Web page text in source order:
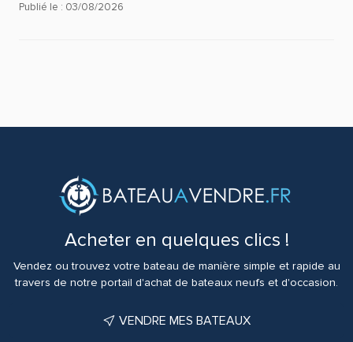
Publié le : 03/08/2026
Acheter en quelques clics !
Vendez ou trouvez votre bateau de manière simple et rapide au
travers de notre portail d'achat de bateaux neufs et d'occasion.
VENDRE MES BATEAUX